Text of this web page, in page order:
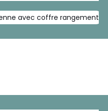
avec coffre rangement